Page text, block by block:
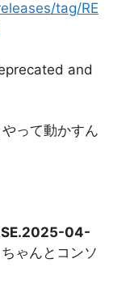
tag/RE
and
って動かすん
04-
ゃんとコンソ